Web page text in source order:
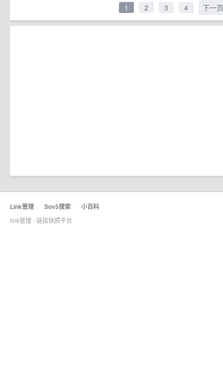
1 2 3 4 下一页
Link管理 · Sov5搜索 · 小百科
link管理 - 链接快照平台